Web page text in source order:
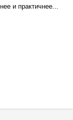
и практичнее...